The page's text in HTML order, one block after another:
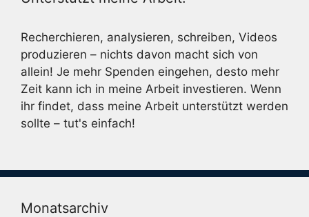
Recherchieren, analysieren, schreiben, Videos
produzieren – nichts davon macht sich von
allein! Je mehr Spenden eingehen, desto mehr
Zeit kann ich in meine Arbeit investieren. Wenn
ihr findet, dass meine Arbeit unterstützt werden
sollte – tut's einfach!
Monatsarchiv